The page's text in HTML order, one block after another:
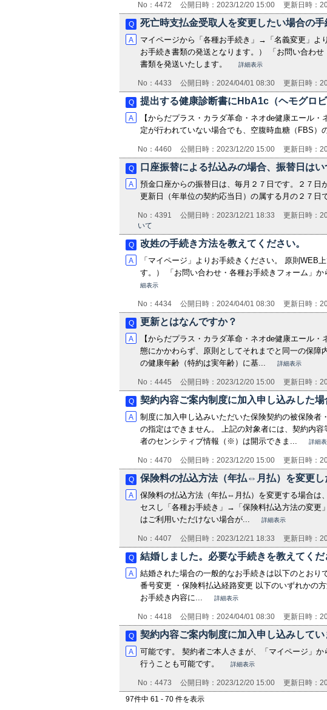
No：4472 公開日時：2023/12/20 15:00 更新日時：
死亡時支払金受取人を変更したい場合の手
マイページから「各種お手続き」→「名義変更」よ
お手続き書類の発送となります。） 「お問い合わ
書類を発送いたします。
詳細表示
No：4433 公開日時：2024/04/01 08:30 更新日時：
提出する健康診断書にHbA1c（ヘモグロ
【からだプラス・カラダ革命・ネオde健康エール
定が行われていない場合でも、空腹時血糖（FBS）
No：4460 公開日時：2023/12/20 15:00 更新日時：
口座振替による払込みの場合、振替日はい
預金口座からの振替日は、毎月２７日です。２７日
更新日（年単位の契約応当日）の属する月の２７日
No：4391 公開日時：2023/12/21 18:33 更新日時：
いて
改姓の手続き方法を教えてください。
「マイページ」よりお手続きください。 原則WEB
す。） 「お問い合わせ・各種お手続きフォーム」
細表示
No：4434 公開日時：2024/04/01 08:30 更新日時：
更新とはなんですか？
【からだプラス・カラダ革命・ネオde健康エール
態にかかわらず、原則としてそれまでと同一の保
の健康年齢（特約は実年齢）に基...
詳細表示
No：4445 公開日時：2023/12/20 15:00 更新日時：
契約内容ご案内制度に加入申し込みした
制度に加入申し込みいただいた保険契約の被保険
の指定はできません。 上記の対象者には、契約内
者のセンシティブ情報（※）は開示できま...
詳細
No：4470 公開日時：2023/12/20 15:00 更新日時：
保険料の払込方法（年払⇔月払）を変更
保険料の払込方法（年払⇔月払）を変更する場合は
セスし「各種お手続き」→「保険料払込方法の変更
はご利用いただけない場合が...
詳細表示
No：4407 公開日時：2023/12/21 18:33 更新日時：
結婚しました。必要な手続きを教えてくだ
結婚された場合の一般的なお手続きは以下のとお
番号変更 ・保険料払込経路変更 以下のいずれかの
お手続き内容に...
詳細表示
No：4418 公開日時：2024/04/01 08:30 更新日時：
契約内容ご案内制度に加入申し込みしてい
可能です。 契約者ご本人さまが、「マイページ」
行うことも可能です。
詳細表示
No：4473 公開日時：2023/12/20 15:00 更新日時：
97件中 61 - 70 件を表示